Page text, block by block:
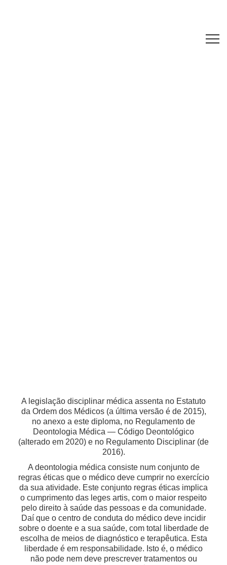
A legislação disciplinar médica assenta no Estatuto
da Ordem dos Médicos (a última versão é de 2015),
no anexo a este diploma, no Regulamento de
Deontologia Médica — Código Deontológico
(alterado em 2020) e no Regulamento Disciplinar (de
2016).
A deontologia médica consiste num conjunto de
regras éticas que o médico deve cumprir no exercício
da sua atividade. Este conjunto regras éticas implica
o cumprimento das leges artis, com o maior respeito
pelo direito à saúde das pessoas e da comunidade.
Daí que o centro de conduta do médico deve incidir
sobre o doente e a sua saúde, com total liberdade de
escolha de meios de diagnóstico e terapêutica. Esta
liberdade é em responsabilidade. Isto é, o médico
não pode nem deve prescrever tratamentos ou